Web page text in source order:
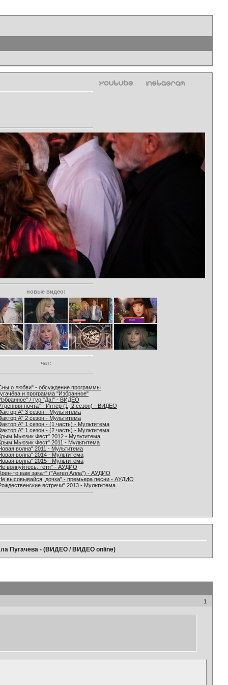
новые видео:
чат:
о любви" - обсуждение программы
и программа "Избранное"
/ тур "Да!" - ВИДЕО
почта" - Интер (1, 2 сезон) - ВИДЕО
А" 3 сезон - Мультитема
А" 2 сезон - Мультитема
А" 1 сезон - (1 часть) - Мультитема
А" 1 сезон - (2 часть) - Мультитема
Мьюзик Фест" 2012 - Мультитема
Мьюзик Фест" 2011 - Мультитема
волна" 2011 - Мультитема
волна" 2014 - Мультитема
волна" 2015 - Мультитема
волнуйтесь, тётя" - АУДИО
то вам закат" ("Ангел Алла") - АУДИО
высовывайся, дочка" - премьера песни - АУДИО
встречи" 2013 - Мультитема
Пугачева - (ВИДЕО / ВИДЕО online)
1